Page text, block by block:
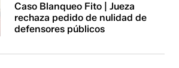
Caso Blanqueo Fito | Jueza
rechaza pedido de nulidad de
defensores públicos